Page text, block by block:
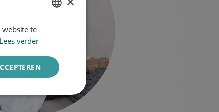
website te
Lees verder